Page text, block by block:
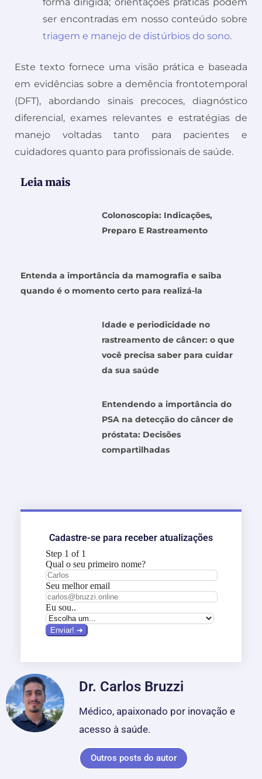
ser encontradas em nosso conteúdo sobre
triagem e manejo de distúrbios do sono.
Este texto fornece uma visão prática e baseada
em evidências sobre a demência frontotemporal
(DFT), abordando sinais precoces, diagnóstico
diferencial, exames relevantes e estratégias de
manejo voltadas tanto para pacientes e
cuidadores quanto para profissionais de saúde.
Leia mais
Colonoscopia: Indicações,
Preparo E Rastreamento
Entenda a importância da mamografia e saiba
quando é o momento certo para realizá-la
Idade e periodicidade no
rastreamento de câncer: o que
você precisa saber para cuidar
da sua saúde
Entendendo a importância do
PSA na detecção do câncer de
próstata: Decisões
compartilhadas
Cadastre-se para receber atualizações
Dr. Carlos Bruzzi
Médico, apaixonado por inovação e
acesso à saúde.
Outros posts do autor